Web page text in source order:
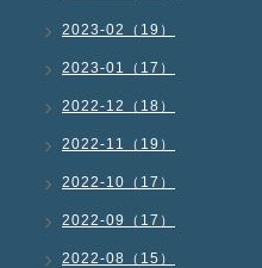
2023-02（19）
2023-01（17）
2022-12（18）
2022-11（19）
2022-10（17）
2022-09（17）
2022-08（15）